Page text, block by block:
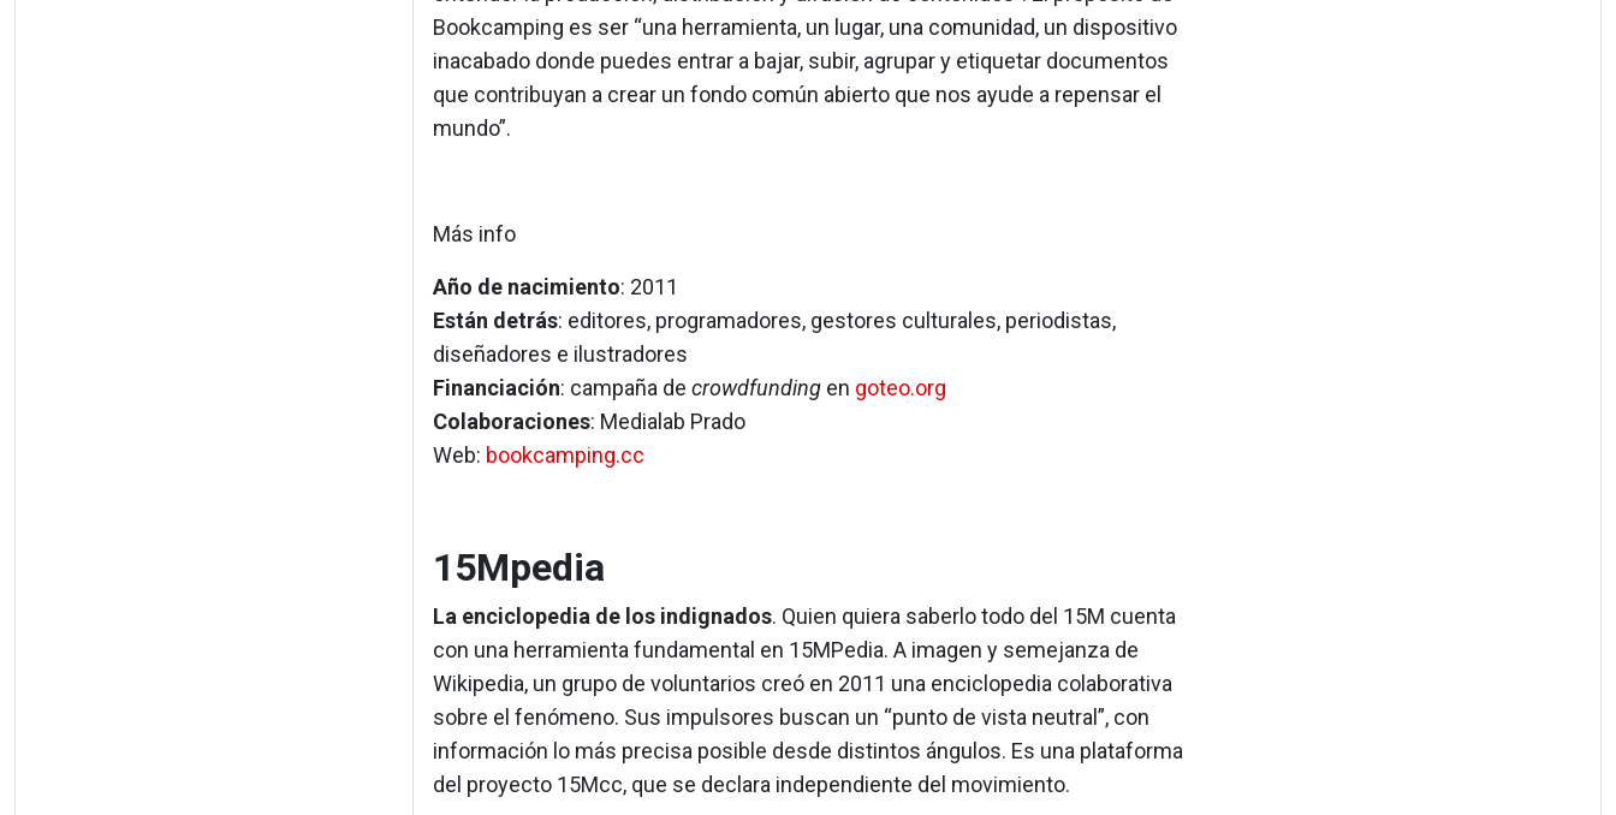
Bookcamping es ser “una herramienta, un lugar, una comunidad, un dispositivo
inacabado donde puedes entrar a bajar, subir, agrupar y etiquetar documentos
que contribuyan a crear un fondo común abierto que nos ayude a repensar el
mundo”.
Más info
Año de nacimiento: 2011
Están detrás: editores, programadores, gestores culturales, periodistas,
diseñadores e ilustradores
Financiación: campaña de crowdfundingen goteo.org
Colaboraciones: Medialab Prado
Web: bookcamping.cc
15Mpedia
La enciclopedia de los indignados. Quien quiera saberlo todo del 15M cuenta
con una herramienta fundamental en 15MPedia. A imagen y semejanza de
Wikipedia, un grupo de voluntarios creó en 2011 una enciclopedia colaborativa
sobre el fenómeno. Sus impulsores buscan un “punto de vista neutral”, con
información lo más precisa posible desde distintos ángulos. Es una plataforma
del proyecto 15Mcc, que se declara independiente del movimiento.